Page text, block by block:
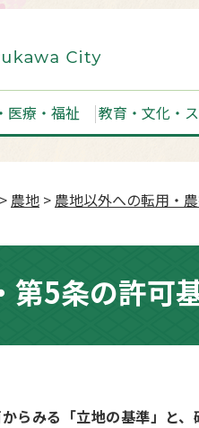
医療・福祉 教育・文化・
> 農地 > 農地以外への転用・
第5条の許可
らみる「立地の基準」と